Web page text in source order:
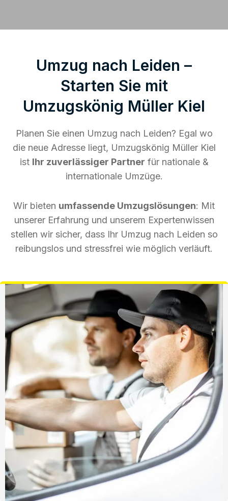
Umzug nach Leiden –
Starten Sie mit
Umzugskönig Müller Kiel
Planen Sie einen Umzug nach Leiden? Egal wo
die neue Adresse liegt, Umzugskönig Müller Kiel
ist Ihr zuverlässiger Partner für nationale &
internationale Umzüge.
Wir bieten umfassende Umzugslösungen: Mit
unserer Erfahrung und unserem Expertenwissen
stellen wir sicher, dass Ihr Umzug nach Leiden so
reibungslos und stressfrei wie möglich verläuft.